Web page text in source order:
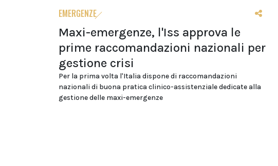
EMERGENZE
Maxi-emergenze, l'Iss approva le
prime raccomandazioni nazionali per
gestione crisi
Per la prima volta l'Italia dispone di raccomandazioni
nazionali di buona pratica clinico-assistenziale dedicate alla
gestione delle maxi-emergenze